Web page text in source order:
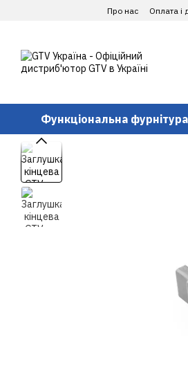
Перейти до основного контенту
Про нас Оплата і
Функціональна фурнітура